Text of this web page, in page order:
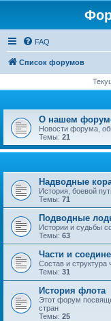
FAQ
Список форумов
О нашем
Новости форума,
Темы: 21
Надводные
История, боевой
Темы: 71
Подводные
Истории и судьбы
Темы: 63
Части и
Состав и
Темы: 31
История флота
Этот форум
стран
Темы: 25